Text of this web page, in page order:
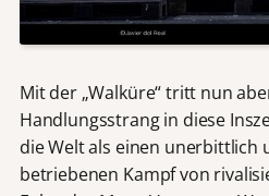
Mit der „Walküre“ tritt nun
Handlungsstrang in diese
die Welt als einen unerbittlich
betriebenen Kampf von